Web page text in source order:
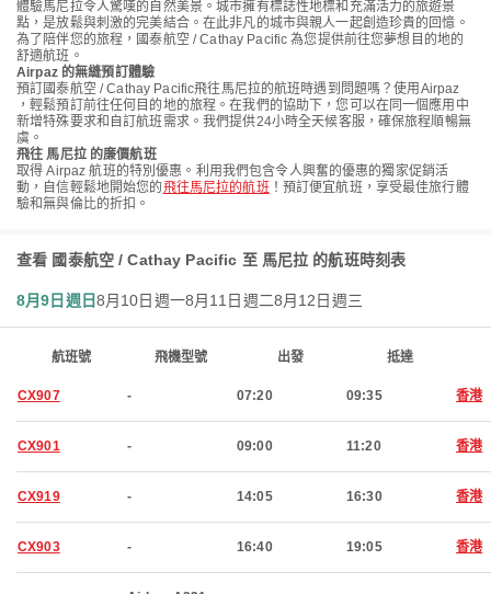
體驗馬尼拉令人驚嘆的自然美景。城市擁有標誌性地標和充滿活力的旅遊景
點，是放鬆與刺激的完美結合。在此非凡的城市與親人一起創造珍貴的回憶。
為了陪伴您的旅程，國泰航空 / Cathay Pacific 為您提供前往您夢想目的地的
舒適航班。
Airpaz 的無縫預訂體驗
預訂國泰航空 / Cathay Pacific飛往馬尼拉的航班時遇到問題嗎？使用Airpaz
，輕鬆預訂前往任何目的地的旅程。在我們的協助下，您可以在同一個應用中
新增特殊要求和自訂航班需求。我們提供24小時全天候客服，確保旅程順暢無
虞。
飛往 馬尼拉 的廉價航班
取得 Airpaz 航班的特別優惠。利用我們包含令人興奮的優惠的獨家促銷活
動，自信輕鬆地開始您的飛往馬尼拉的航班 ！預訂便宜航班，享受最佳旅行體
驗和無與倫比的折扣。
查看 國泰航空 / Cathay Pacific 至 馬尼拉 的航班時刻表
8月9日週日8月10日週一8月11日週二8月12日週三
航班號 飛機型號 出發 抵達
CX907 - 07:20 09:35 香港
CX901 - 09:00 11:20 香港
CX919 - 14:05 16:30 香港
CX903 - 16:40 19:05 香港